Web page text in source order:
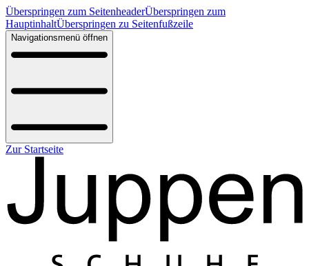
Überspringen zum SeitenheaderÜberspringen zum
HauptinhaltÜberspringen zu Seitenfußzeile
Navigationsmenü öffnen
Zur Startseite